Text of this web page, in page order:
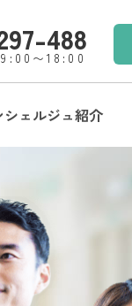
488
〜18:00
シェルジュ紹介